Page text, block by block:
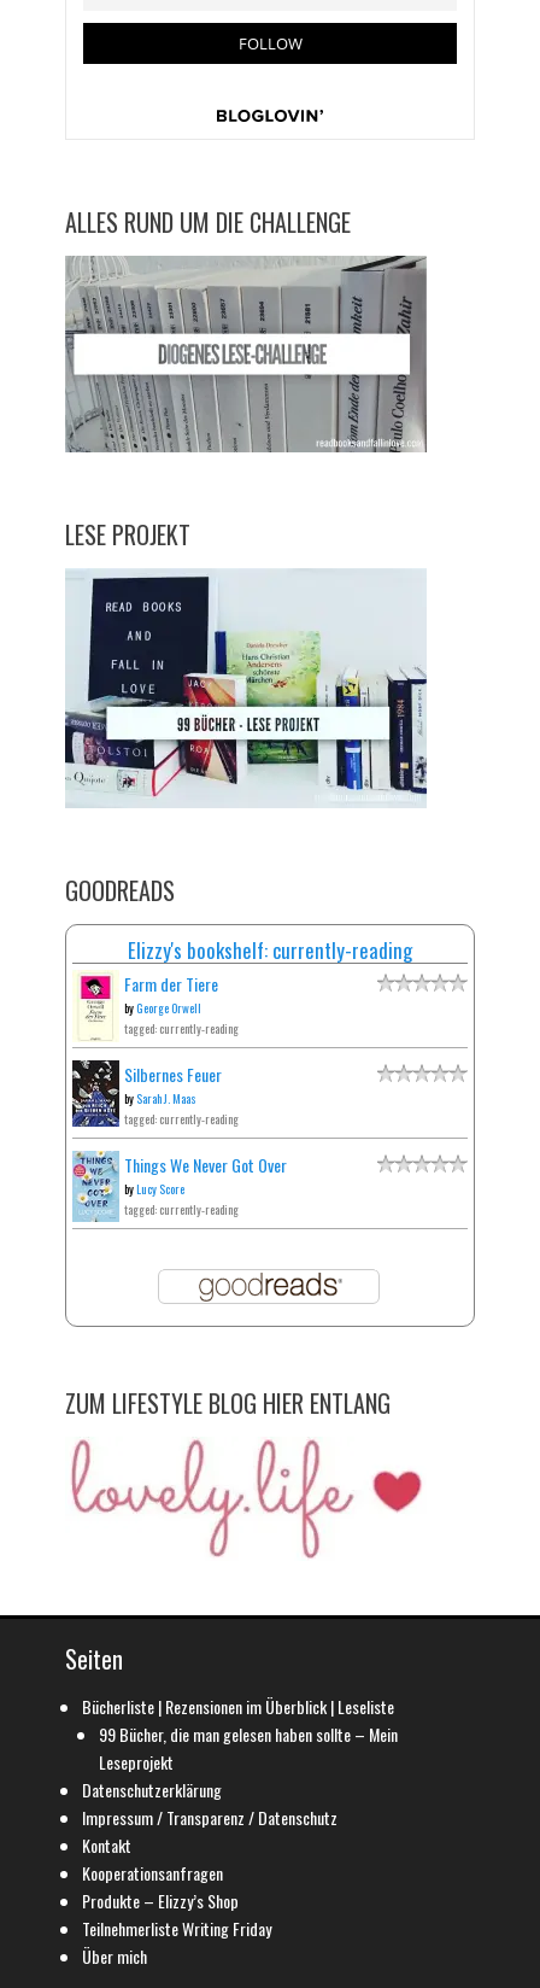
ALLES RUND UM DIE CHALLENGE
LESE PROJEKT
GOODREADS
Elizzy's bookshelf: currently-reading
Farm der Tiere
byGeorge Orwell
tagged: currently-reading
Silbernes Feuer
by Sarah J. Maas
tagged: currently-reading
Things We Never Got Over
byLucy Score
tagged: currently-reading
ZUM LIFESTYLE BLOG HIER ENTLANG
Seiten
Bücherliste | Rezensionen im Überblick | Leseliste
99 Bücher, die man gelesen haben sollte – Mein
Leseprojekt
Datenschutzerklärung
Impressum / Transparenz / Datenschutz
Kontakt
Kooperationsanfragen
Produkte – Elizzy’s Shop
Teilnehmerliste Writing Friday
Über mich